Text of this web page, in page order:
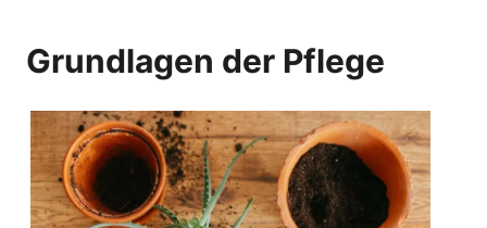
Grundlagen der Pflege